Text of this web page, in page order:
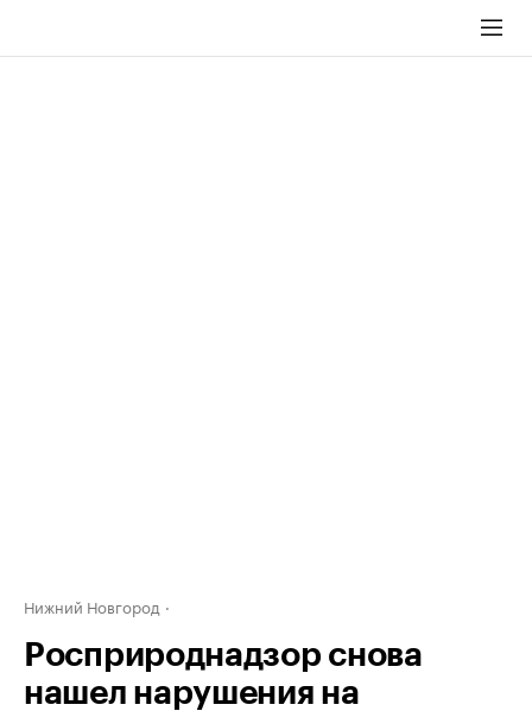
Нижний Новгород
Росприроднадзор снова
нашел нарушения на